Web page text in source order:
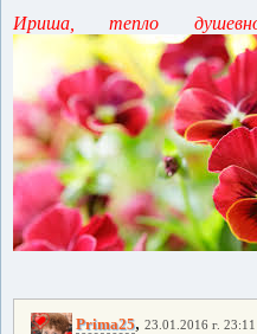
Ириша, тепло
Prima25, 23.01.2016 г. 23:11